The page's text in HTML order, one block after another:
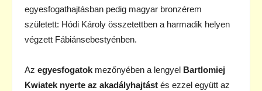
egyesfogathajtásban pedig magyar bronzérem
született: Hódi Károly összetettben a harmadik helyen
végzett Fábiánsebestyénben.
Az egyesfogatok mezőnyében a lengyel Bartlomiej
Kwiatek nyerte az akadályhajtást és ezzel együtt az